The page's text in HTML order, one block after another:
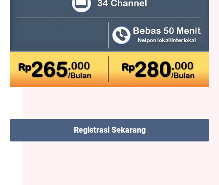
Registrasi Sekarang